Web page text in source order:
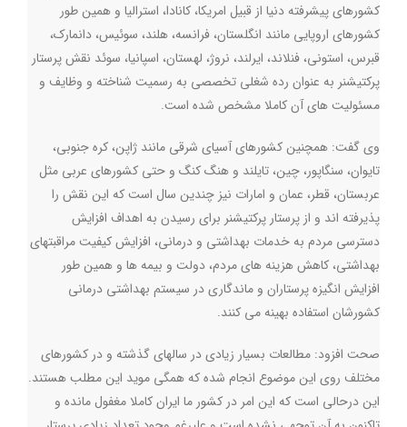
کشورهای پیشرفته دنیا از قبیل امریکا، کانادا، استرالیا و همین طور
کشورهای اروپایی مانند انگلستان، فرانسه، هلند، سوئیس، دانمارک،
قبرس، استونی، فنلاند، ایرلند، نروژ، لهستان، اسپانیا، سوئد نقش پرستار
پرکتیشنر به عنوان رده شغلی تخصصی به رسمیت شناخته و وظایف و
مسئولیت های آن کاملا مشخص شده است.
وی گفت: همچنین کشورهای آسیای شرقی مانند ژاپن، کره جنوبی،
تایوان، سنگاپور، چین، تایلند و هنگ کنگ و حتی کشورهای عربی مثل
عربستان، قطر، عمان و امارات نیز چندین سال است که این نقش را
پذیرفته اند و از پرستار پرکتیشنر برای رسیدن به اهداف افزایش
دسترسی مردم به خدمات بهداشتی و درمانی، افزایش کیفیت مراقبتهای
بهداشتی، کاهش هزینه های مردم، دولت و بیمه ها و همین طور
افزایش انگیزه پرستاران و ماندگاری در سیستم بهداشتی درمانی
کشورشان استفاده بهینه می کنند.
صحت افزود: مطالعات بسیار زیادی در سالهای گذشته و در کشورهای
مختلف روی این موضوع انجام شده که همگی موید این مطلب هستند.
این درحالی است که این امر در کشور ما ایران کاملا مغفول مانده و